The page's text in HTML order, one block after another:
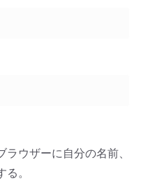
ウザーに自分の名前、
。